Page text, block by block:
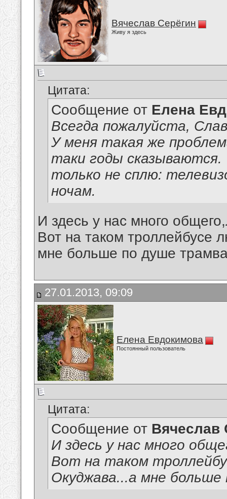
Вячеслав Серёгин
Живу я здесь
Цитата:
Сообщение от Елена
Всегда пожалуйста,
У меня такая же
таки годы сказываются.
только не сплю:
ночам.
И здесь у нас много
Вот на таком троллейбусе
мне больше по душе
27.01.2013, 09:09
Елена Евдокимова
Постоянный пользователь
Цитата:
Сообщение от Вячеслав
И здесь у нас много
Вот на таком
Окуджава...а мне